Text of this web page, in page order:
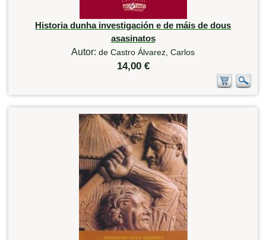
Historia dunha investigación e de máis de dous
asasinatos
Autor: de Castro Álvarez, Carlos
14,00 €